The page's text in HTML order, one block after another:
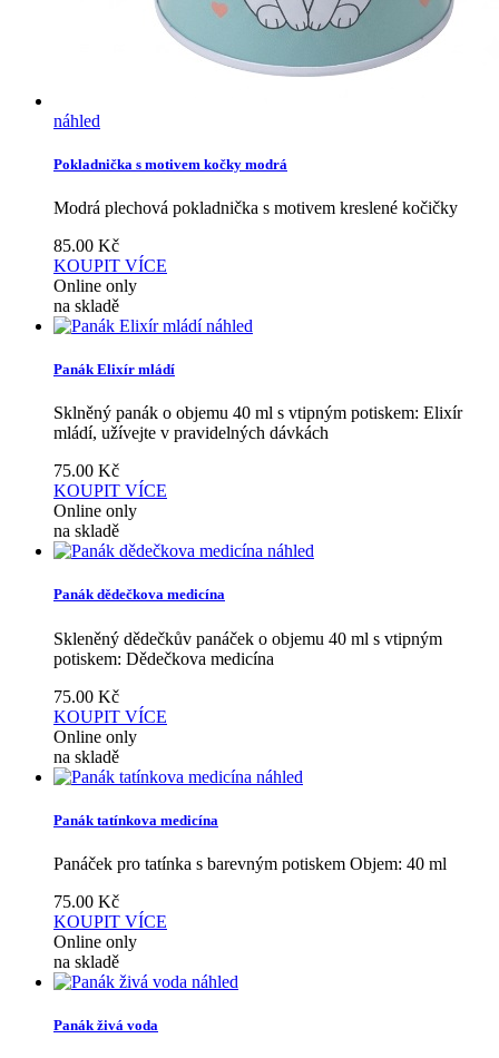
náhled
Pokladnička s motivem kočky modrá
Modrá plechová pokladnička s motivem kreslené kočičky
85.00 Kč
KOUPIT VÍCE
Online only
na skladě
náhled
Panák Elixír mládí
Sklněný panák o objemu 40 ml s vtipným potiskem: Elixír
mládí, užívejte v pravidelných dávkách
75.00 Kč
KOUPIT VÍCE
Online only
na skladě
náhled
Panák dědečkova medicína
Skleněný dědečkův panáček o objemu 40 ml s vtipným
potiskem: Dědečkova medicína
75.00 Kč
KOUPIT VÍCE
Online only
na skladě
náhled
Panák tatínkova medicína
Panáček pro tatínka s barevným potiskem Objem: 40 ml
75.00 Kč
KOUPIT VÍCE
Online only
na skladě
náhled
Panák živá voda